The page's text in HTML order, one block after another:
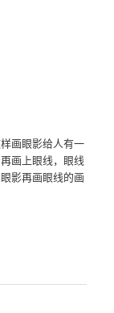
画眼影给人有一
画上眼线，眼线
影再画眼线的画